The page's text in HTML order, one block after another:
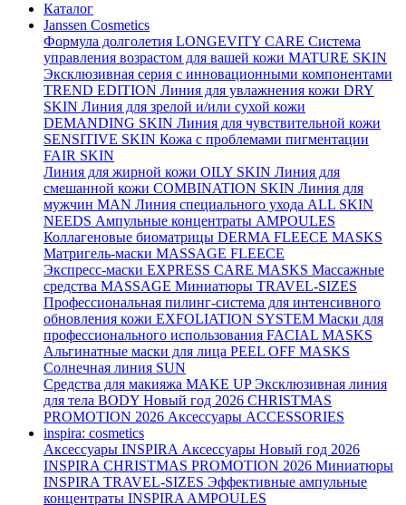
Каталог
Janssen Cosmetics
Формула долголетия LONGEVITY CARE Система
управления возрастом для вашей кожи MATURE SKIN
Эксклюзивная серия с инновационными компонентами
TREND EDITION Линия для увлажнения кожи DRY
SKIN Линия для зрелой и/или сухой кожи
DEMANDING SKIN Линия для чувствительной кожи
SENSITIVE SKIN Кожа с проблемами пигментации
FAIR SKIN
Линия для жирной кожи OILY SKIN Линия для
смешанной кожи COMBINATION SKIN Линия для
мужчин MAN Линия специального ухода ALL SKIN
NEEDS Ампульные концентраты AMPOULES
Коллагеновые биоматрицы DERMA FLEECE MASKS
Матригель-маски MASSAGE FLEECE
Экспресс-маски EXPRESS CARE MASKS Массажные
средства MASSAGE Миниатюры TRAVEL-SIZES
Профессиональная пилинг-система для интенсивного
обновления кожи EXFOLIATION SYSTEM Маски для
профессионального использования FACIAL MASKS
Альгинатные маски для лица PEEL OFF MASKS
Солнечная линия SUN
Средства для макияжа MAKE UP Эксклюзивная линия
для тела BODY Новый год 2026 CHRISTMAS
PROMOTION 2026 Аксессуары ACCESSORIES
inspira: cosmetics
Аксессуары INSPIRA Аксессуары Новый год 2026
INSPIRA CHRISTMAS PROMOTION 2026 Миниатюры
INSPIRA TRAVEL-SIZES Эффективные ампульные
концентраты INSPIRA AMPOULES